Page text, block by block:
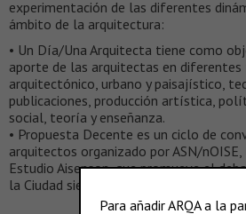
experimentación de las diferentes
ámbito de la arquitectura:
• Un Día/Una Arquitecta tiene como
aporte de las arquitectas en
arquitectónico, urbano y paisajístico,
publicaciones, producción artística,
social, teoría y enseñanza.
• Propuesta Decente es un ciclo de
arquitectos organizado por ASN/
Estudio Aisenson, que promueve el
la Ciudad siendo ésta su séptima